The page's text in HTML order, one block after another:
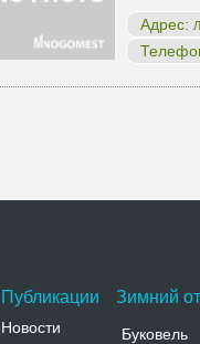
Адрес:
Публикации
Новости
Зимний
Буковель